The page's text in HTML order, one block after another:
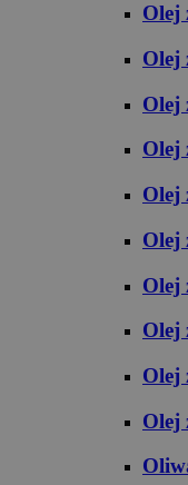
Olej
Olej
Olej
Olej
Olej
Olej
Olej
Olej
Olej
Olej